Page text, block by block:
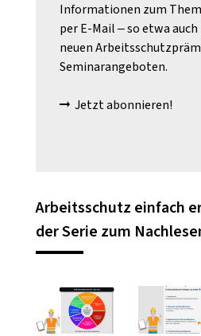
verantwortlich.Auf
kommen im ASA
Arbeitsschutz,
Vertreterinnen und -
Entscheiderinnen und
Informationen zum
per E-Mail – so etwa
neuen
Seminarangeboten.
Jetzt abonnieren!
Arbeitsschutz einfach
der Serie zum